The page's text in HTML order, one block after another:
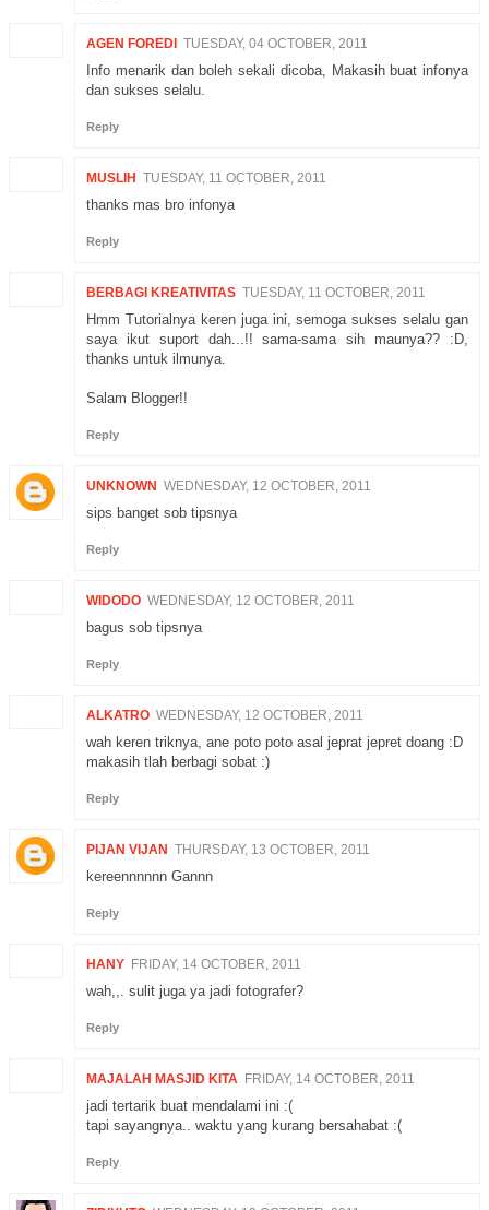
AGEN FOREDI TUESDAY, 04 OCTOBER, 2011
Info menarik dan boleh sekali dicoba, Makasih buat infonya
dan sukses selalu.
Reply
MUSLIH TUESDAY, 11 OCTOBER, 2011
thanks mas bro infonya
Reply
BERBAGI KREATIVITAS TUESDAY, 11 OCTOBER, 2011
Hmm Tutorialnya keren juga ini, semoga sukses selalu gan
saya ikut suport dah...!! sama-sama sih maunya?? :D,
thanks untuk ilmunya.
Salam Blogger!!
Reply
UNKNOWN WEDNESDAY, 12 OCTOBER, 2011
sips banget sob tipsnya
Reply
WIDODO WEDNESDAY, 12 OCTOBER, 2011
bagus sob tipsnya
Reply
ALKATRO WEDNESDAY, 12 OCTOBER, 2011
wah keren triknya, ane poto poto asal jeprat jepret doang :D
makasih tlah berbagi sobat :)
Reply
PIJAN VIJAN THURSDAY, 13 OCTOBER, 2011
kereennnnnn Gannn
Reply
HANY FRIDAY, 14 OCTOBER, 2011
wah,,. sulit juga ya jadi fotografer?
Reply
MAJALAH MASJID KITA FRIDAY, 14 OCTOBER, 2011
jadi tertarik buat mendalami ini :(
tapi sayangnya.. waktu yang kurang bersahabat :(
Reply